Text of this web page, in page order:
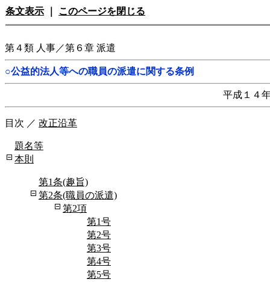
条文表示 このページを閉じる
第４類 人事／第６章 派遣
○公益的法人等への職員の派遣に関する条例
平成１４
目次 ／ 改正沿革
題名等
本則
第1条(趣旨)
第2条(職員の派遣)
第2項
第1号
第2号
第3号
第4号
第5号